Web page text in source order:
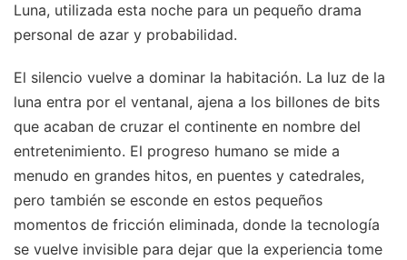
Luna, utilizada esta noche para un pequeño drama
personal de azar y probabilidad.
El silencio vuelve a dominar la habitación. La luz de la
luna entra por el ventanal, ajena a los billones de bits
que acaban de cruzar el continente en nombre del
entretenimiento. El progreso humano se mide a
menudo en grandes hitos, en puentes y catedrales,
pero también se esconde en estos pequeños
momentos de fricción eliminada, donde la tecnología
se vuelve invisible para dejar que la experiencia tome